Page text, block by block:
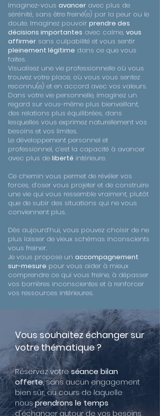
Imaginez-vous avancer avec plus de
sérénité, sans être freiné(e) par la peur ou le
doute. Imaginez pouvoir prendre des
décisions importantes avec calme, vous
affirmer sans culpabilité et vous sentir
pleinement légitime dans ce que vous
faites.
Visualisez une vie professionnelle où vous
trouvez votre place, où vous vous sentez
reconnu(e) et en accord avec vos valeurs.
Dans votre vie personnelle, imaginez un
regard sur vous-même plus bienveillant,
des relations plus équilibrées, dans
lesquelles vous exprimez naturellement vos
besoins et vos limites.
Le développement personnel et
professionnel, c’est la capacité à avancer
avec plus de liberté intérieure.
Ce chemin vous permet de révéler vos
forces, d’oser vous projeter et de construire
une vie qui vous ressemble vraiment, plutôt
que de subir des situations qui ne vous
conviennent plus.
Dès aujourd’hui, vous pouvez choisir de ne
plus laisser de vieux schémas inconscients
vous freiner.
Je vous propose un accompagnement
sur-mesure pour vous aider à mieux
comprendre ce qui vous freine, à dépasser
vos barrières inconscientes et à renforcer
vos ressources intérieures.
Vous souhaitez échanger sur
votre thématique ?
Réservez votreséance bilan
offerte, sans aucun engagement
bien sûr, au cours de laquelle
nousprendrons le temps
d'échanger autour de vos besoins,